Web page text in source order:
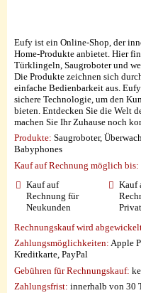
Eufy ist ein Online-Shop, der
Home-Produkte anbietet. Hier
Türklingeln, Saugroboter und
Die Produkte zeichnen sich
einfache Bedienbarkeit aus.
sichere Technologie, um den
bieten. Entdecken Sie die Welt
machen Sie Ihr Zuhause noch
Produkte: Saugroboter,
Babyphones
Kauf auf Rechnung möglich bis:
Kauf auf
Rechnung für
Neukunden
Kauf
Rechnungskauf wird
Zahlungsmöglichkeiten: Apple
Kreditkarte, PayPal
Gebühren für Rechnungskauf:
Zahlungsfrist: innerhalb von 30